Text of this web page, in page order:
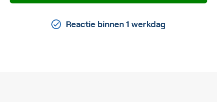
Reactie binnen 1 werkdag